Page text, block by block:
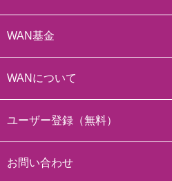
WAN基金
WANについて
ユーザー登録（無料）
お問い合わせ